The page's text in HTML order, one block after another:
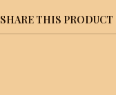
SHARE THIS PRODUCT